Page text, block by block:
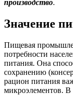
производство.
Значение
Пищевая
потребности
питания. Она
сохранению
рацион питания
микроэлементов. В